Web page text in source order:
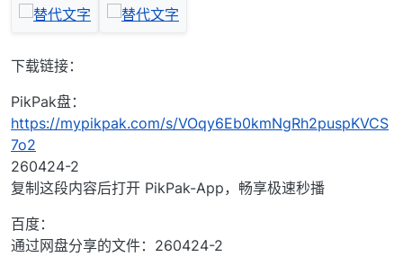
下载链接：
PikPak盘：
https://mypikpak.com/s/VOqy6Eb0kmNgRh2puspKVCS
7o2
260424-2
复制这段内容后打开 PikPak-App，畅享极速秒播
百度：
通过网盘分享的文件：260424-2